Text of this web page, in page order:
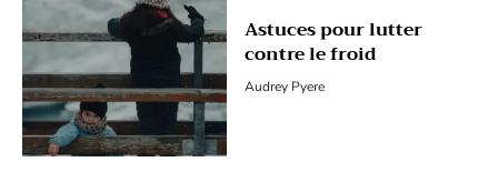
Astuces pour lutter
contre le froid
Audrey Pyere